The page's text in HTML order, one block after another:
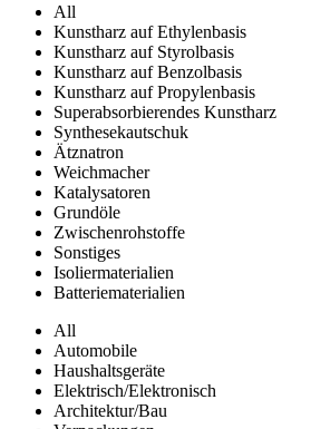
All
Kunstharz auf Ethylenbasis
Kunstharz auf Styrolbasis
Kunstharz auf Benzolbasis
Kunstharz auf Propylenbasis
Superabsorbierendes Kunstharz
Synthesekautschuk
Ätznatron
Weichmacher
Katalysatoren
Grundöle
Zwischenrohstoffe
Sonstiges
Isoliermaterialien
Batteriematerialien
All
Automobile
Haushaltsgeräte
Elektrisch/Elektronisch
Architektur/Bau